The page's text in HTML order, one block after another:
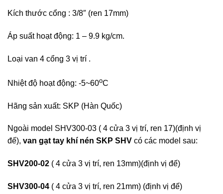
Kích thước cổng : 3/8″ (ren 17mm)
Áp suất hoạt động: 1 – 9.9 kg/cm.
Loại van 4 cổng 3 vị trí .
Nhiệt độ hoạt động: -5~60oC
Hãng sản xuất: SKP (Hàn Quốc)
Ngoài model SHV300-03 ( 4 cửa 3 vị trí, ren 17)(định vị
đế), van gạt tay khí nén SKP SHV có các model sau:
SHV200-02 ( 4 cửa 3 vị trí, ren 13mm)(định vị đế)
SHV300-04 ( 4 cửa 3 vị trí, ren 21mm) (định vị đế)